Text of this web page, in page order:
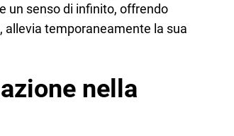
un senso di infinito, offrendo
allevia temporaneamente la sua
nella